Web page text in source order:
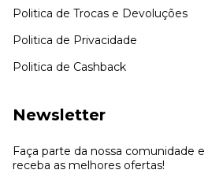
Politica de Trocas e Devoluções
Politica de Privacidade
Politica de Cashback
Newsletter
Faça parte da nossa comunidade e
receba as melhores ofertas!